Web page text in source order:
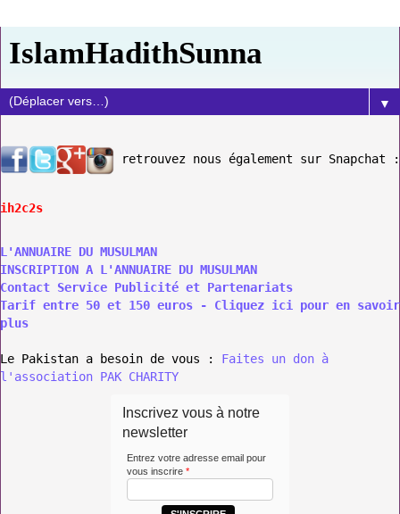
IslamHadithSunna
▼
retrouvez nous également sur Snapchat :
ih2c2s
L'ANNUAIRE DU MUSULMAN
INSCRIPTION A L'ANNUAIRE DU MUSULMAN
Contact Service Publicité et Partenariats
Tarif entre 50 et 150 euros - Cliquez ici pour en savoir
plus
Le Pakistan a besoin de vous : Faites un don à
l'association PAK CHARITY
Inscrivez vous à notre
newsletter
Entrez votre adresse email pour
vous inscrire *